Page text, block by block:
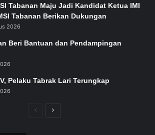
Tabanan Maju Jadi Kandidat Ketua IMI
Tabanan Berikan Dukungan
2026
Beri Bantuan dan Pendampingan
Pelaku Tabrak Lari Terungkap
PreviousNext